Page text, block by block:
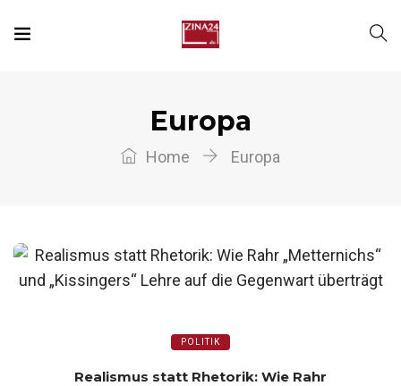
Europa
Home Europa
POLITIK
Realismus statt Rhetorik: Wie Rahr